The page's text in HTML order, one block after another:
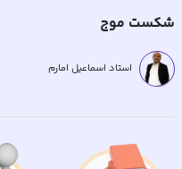
شکست موج
استاد اسماعیل امارم